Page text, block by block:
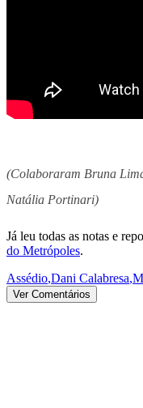
(Colaboraram Bruna
Natália Portinari)
Já leu todas as notas e
do Metrópoles.
Assédio,Dani Calabresa,
Ver Comentários